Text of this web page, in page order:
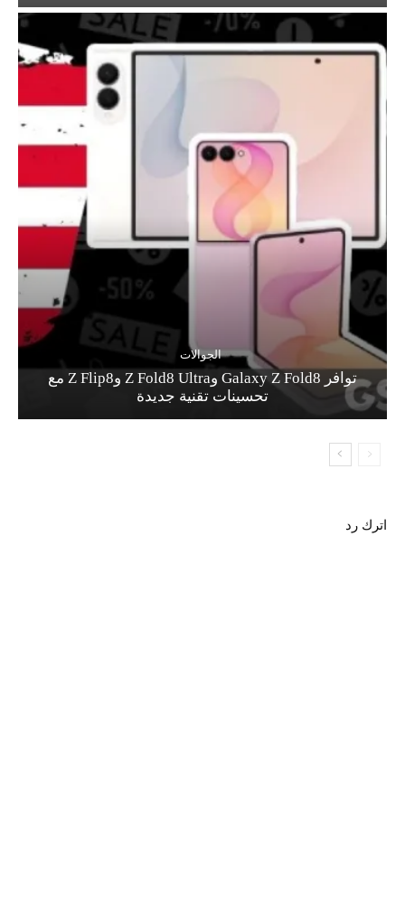
الجوالات
توافر Galaxy Z Fold8 وZ Fold8 Ultra وZ Flip8 مع
تحسينات تقنية جديدة
اترك رد